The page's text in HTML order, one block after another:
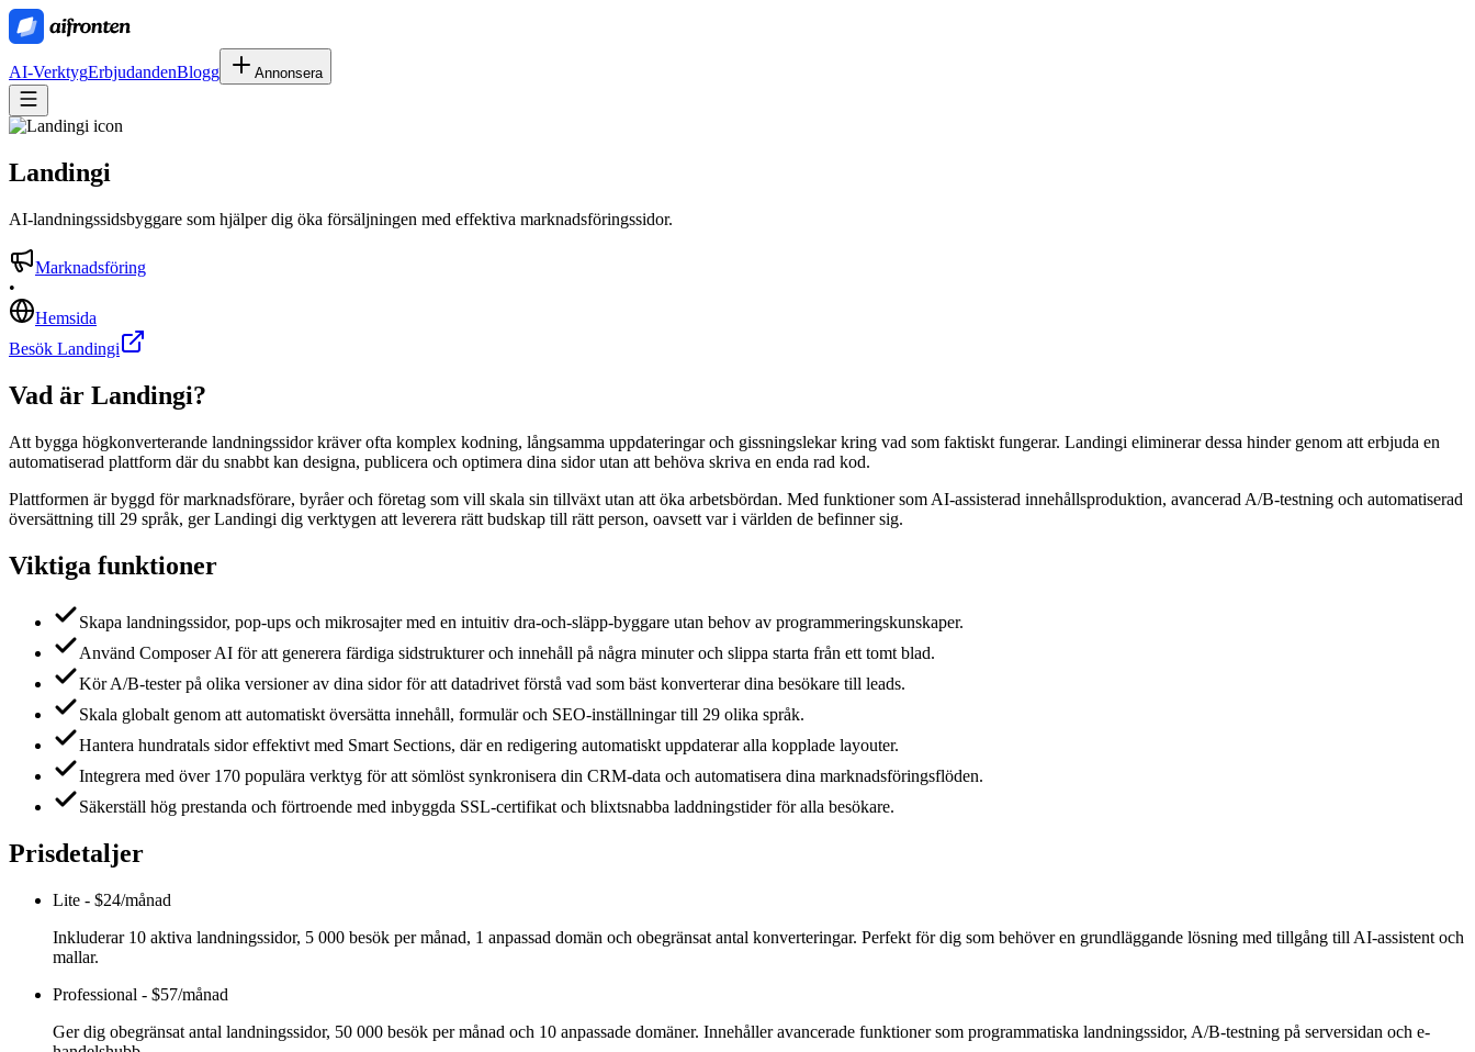
AI-VerktygErbjudandenBlogg Annonsera
Landingi
AI-landningssidsbyggare som hjälper dig öka försäljningen med effektiva marknadsföringssidor.
Marknadsföring
•
Hemsida
Besök Landingi
Vad är Landingi?
Att bygga högkonverterande landningssidor kräver ofta komplex kodning, långsamma uppdateringar och gissningslekar kring vad som faktiskt fungerar. Landingi eliminerar dessa hinder genom att erbjuda en
automatiserad plattform där du snabbt kan designa, publicera och optimera dina sidor utan att behöva skriva en enda rad kod.
Plattformen är byggd för marknadsförare, byråer och företag som vill skala sin tillväxt utan att öka arbetsbördan. Med funktioner som AI-assisterad innehållsproduktion, avancerad A/B-testning och automatiserad
översättning till 29 språk, ger Landingi dig verktygen att leverera rätt budskap till rätt person, oavsett var i världen de befinner sig.
Viktiga funktioner
Skapa landningssidor, pop-ups och mikrosajter med en intuitiv dra-och-släpp-byggare utan behov av programmeringskunskaper.
Använd Composer AI för att generera färdiga sidstrukturer och innehåll på några minuter och slippa starta från ett tomt blad.
Kör A/B-tester på olika versioner av dina sidor för att datadrivet förstå vad som bäst konverterar dina besökare till leads.
Skala globalt genom att automatiskt översätta innehåll, formulär och SEO-inställningar till 29 olika språk.
Hantera hundratals sidor effektivt med Smart Sections, där en redigering automatiskt uppdaterar alla kopplade layouter.
Integrera med över 170 populära verktyg för att sömlöst synkronisera din CRM-data och automatisera dina marknadsföringsflöden.
Säkerställ hög prestanda och förtroende med inbyggda SSL-certifikat och blixtsnabba laddningstider för alla besökare.
Prisdetaljer
Lite - $24/månad
Inkluderar 10 aktiva landningssidor, 5 000 besök per månad, 1 anpassad domän och obegränsat antal konverteringar. Perfekt för dig som behöver en grundläggande lösning med tillgång till AI-assistent och
mallar.
Professional - $57/månad
Ger dig obegränsat antal landningssidor, 50 000 besök per månad och 10 anpassade domäner. Innehåller avancerade funktioner som programmatiska landningssidor, A/B-testning på serversidan och e-